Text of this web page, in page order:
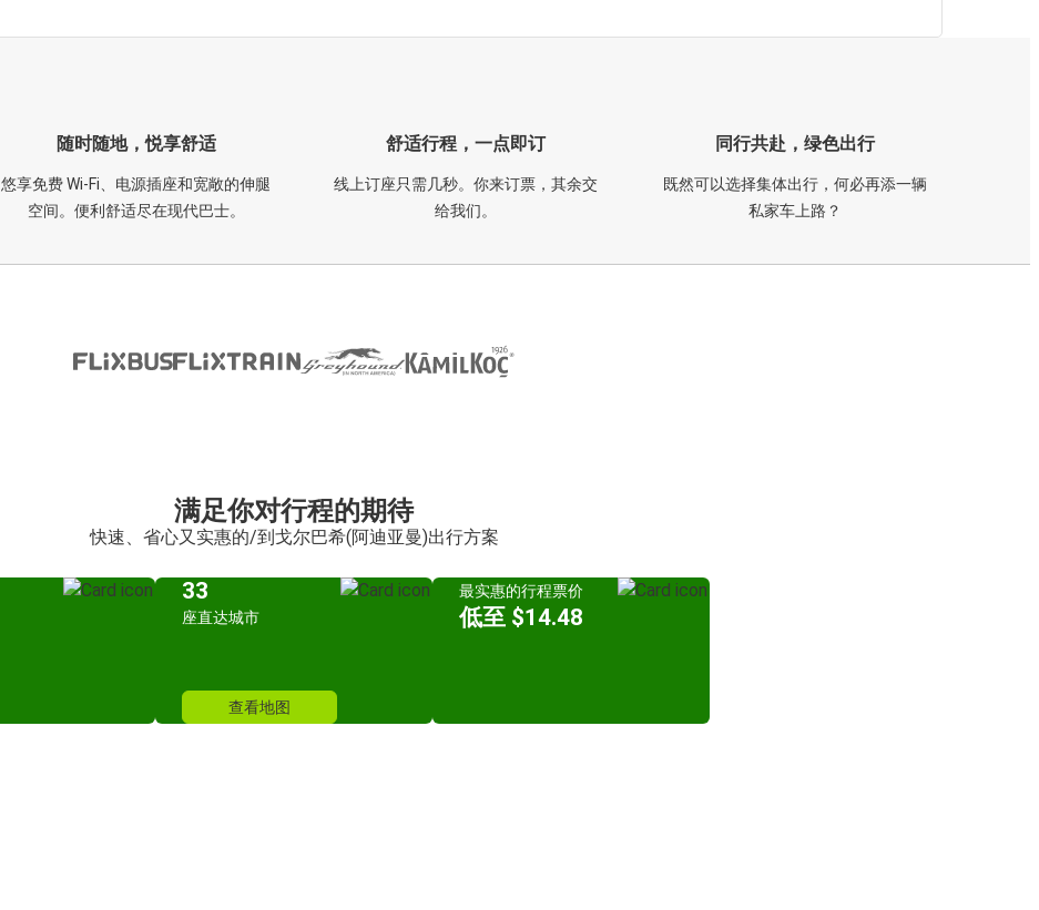
随时随地，悦享舒适
悠享免费 Wi-Fi、电源插座和宽敞的伸腿
空间。便利舒适尽在现代巴士。
舒适行程，一点即订
线上订座只需几秒。你来订票，其余交
给我们。
同行共赴，绿色出行
既然可以选择集体出行，何必再添一辆
私家车上路？
满足你对行程的期待
快速、省心又实惠的/到戈尔巴希(阿迪亚曼)出行方案
33
座直达城市
查看地图
最实惠的行程票价
低至 $14.48